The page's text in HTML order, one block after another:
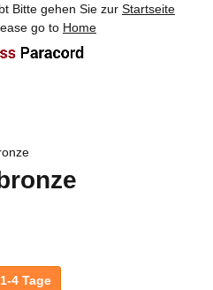
Bitte gehen Sie zur Startseite
go to Home
1-4 Tage